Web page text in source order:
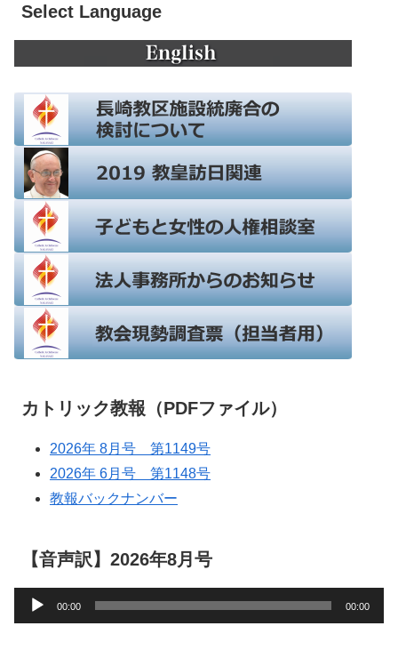
Select Language
カトリック教報（PDFファイル）
2026年 8月号 第1149号
2026年 6月号 第1148号
教報バックナンバー
【音声訳】2026年8月号
声
00:00 00:00